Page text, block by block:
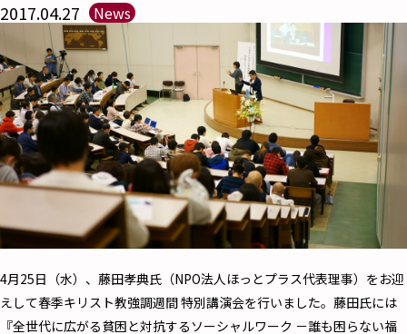
2017.04.27 News
4月25日（水）、藤田孝典氏（NPO法人ほっとプラス代表理事）をお迎
えして春季キリスト教強調週間 特別講演会を行いました。藤田氏には
『全世代に広がる貧困と対抗するソーシャルワーク －誰も困らない福